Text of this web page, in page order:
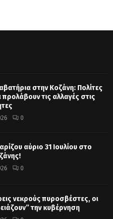
στην Κοζάνη: Πολίτες
τις αλλαγές στις
0
αύριο 31 Ιουλίου στο
0
νεκρούς πυροσβέστες, οι
την κυβέρνηση